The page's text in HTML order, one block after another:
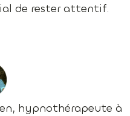
de rester attentif.
hypnothérapeute à